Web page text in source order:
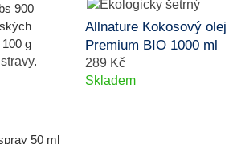
900
g
50 ml
Allnature Kokosový olej
Premium BIO 1000 ml
289 Kč
Skladem